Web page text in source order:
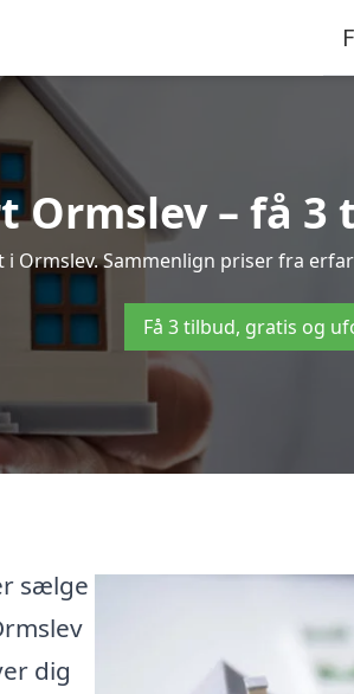
Ormslev – få
Ormslev. Sammenlign priser fra
Få 3 tilbud, gratis og
sælge
dig